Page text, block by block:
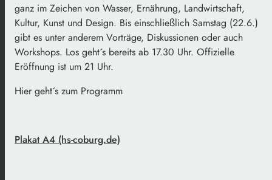
ganz im Zeichen von Wasser, Ernährung, Landwirtschaft,
Kultur, Kunst und Design. Bis einschließlich Samstag (22.6.)
gibt es unter anderem Vorträge, Diskussionen oder auch
Workshops. Los geht´s bereits ab 17.30 Uhr. Offizielle
Eröffnung ist um 21 Uhr.
Hier geht´s zum Programm
Plakat A4 (hs-coburg.de)